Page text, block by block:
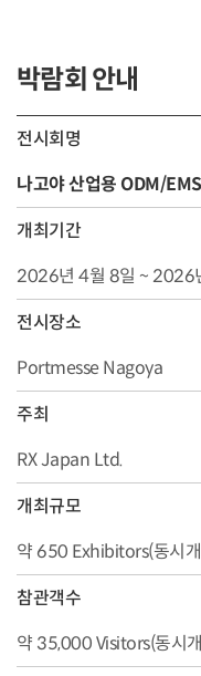
박람회 안내
전시회명
나고야 산업용 ODM/
개최기간
2026년 4월 8일 ~ 2026
전시장소
Portmesse Nagoya
주최
RX Japan Ltd.
개최규모
약 650 Exhibitors(동시
참관객수
약 35,000 Visitors(동시